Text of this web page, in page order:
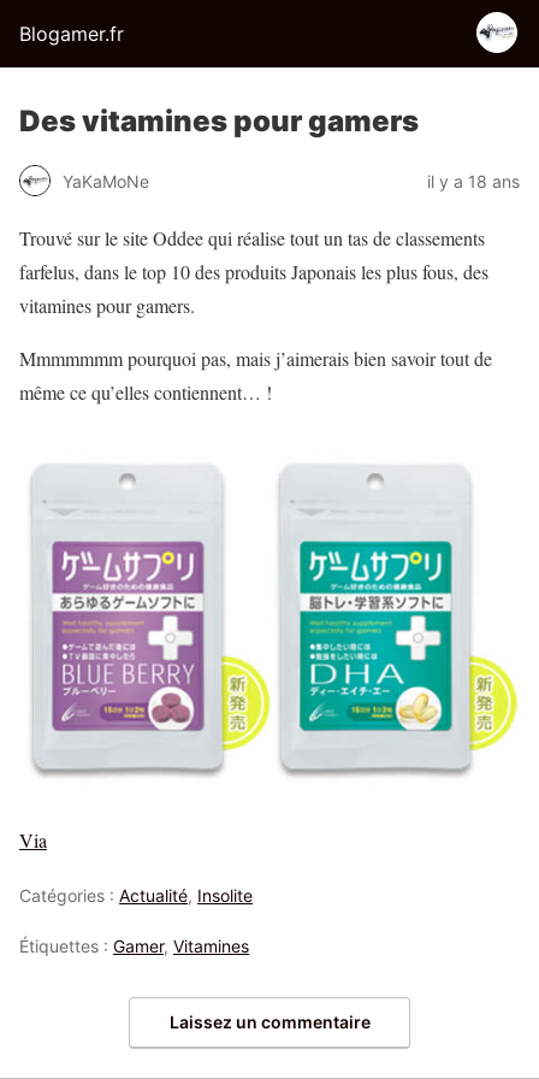
Blogamer.fr
Des vitamines pour gamers
YaKaMoNe il y a 18 ans
Trouvé sur le site Oddee qui réalise tout un tas de classements
farfelus, dans le top 10 des produits Japonais les plus fous, des
vitamines pour gamers.
Mmmmmmm pourquoi pas, mais j’aimerais bien savoir tout de
même ce qu’elles contiennent… !
Via
Catégories : Actualité, Insolite
Étiquettes : Gamer, Vitamines
Laissez un commentaire